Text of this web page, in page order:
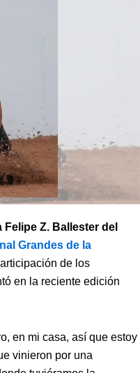
Z. Ballester del
Grandes de la
de los
en la reciente edición
en mi casa, así que estoy
vinieron por una